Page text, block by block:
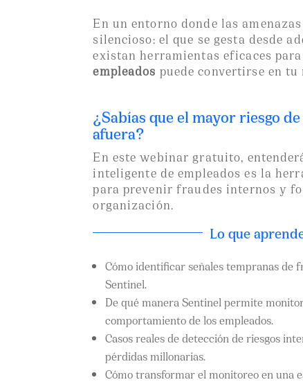
En un entorno donde las
silencioso: el que se gesta desde
existan herramientas eficaces
empleados puede convertirse en
¿Sabías que el mayor riesgo
afuera?
En este webinar gratuito,
inteligente de empleados es la
para prevenir fraudes internos y
organización.
Lo que
Cómo identificar señales tempranas de
Sentinel.
De qué manera Sentinel permite
comportamiento de los empleados.
Casos reales de detección de riesgos
pérdidas millonarias.
Cómo transformar el monitoreo en una